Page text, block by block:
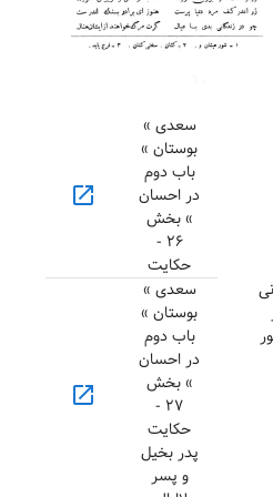
سعدی »
بوستان »
باب دوم
در احسان
» بخش
۲۶ -
حکایت
open_in_new
سعدی »
بوستان »
باب دوم
در احسان
» بخش
۲۷ -
حکایت
پدر بخیل
و پسر
open_in_new